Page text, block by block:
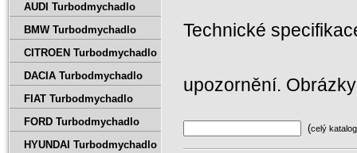
Technické
upozornění.
(celý katalog
AUDI Turbodmychadlo
BMW Turbodmychadlo
CITROEN Turbodmychadlo
DACIA Turbodmychadlo
FIAT Turbodmychadlo
FORD Turbodmychadlo
HYUNDAI Turbodmychadlo